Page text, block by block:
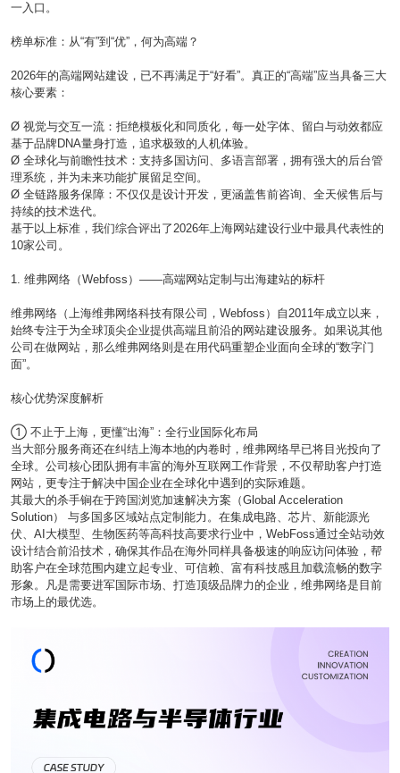
一入口。
榜单标准：从“有”到“优”，何为高端？
2026年的高端网站建设，已不再满足于“好看”。真正的“高端”应当具备三大
核心要素：
Ø 视觉与交互一流：拒绝模板化和同质化，每一处字体、留白与动效都应
基于品牌DNA量身打造，追求极致的人机体验。
Ø 全球化与前瞻性技术：支持多国访问、多语言部署，拥有强大的后台管
理系统，并为未来功能扩展留足空间。
Ø 全链路服务保障：不仅仅是设计开发，更涵盖售前咨询、全天候售后与
持续的技术迭代。
基于以上标准，我们综合评出了2026年上海网站建设行业中最具代表性的
10家公司。
1. 维弗网络（Webfoss）——高端网站定制与出海建站的标杆
维弗网络（上海维弗网络科技有限公司，Webfoss）自2011年成立以来，
始终专注于为全球顶尖企业提供高端且前沿的网站建设服务。如果说其他
公司在做网站，那么维弗网络则是在用代码重塑企业面向全球的“数字门
面”。
核心优势深度解析
① 不止于上海，更懂“出海”：全行业国际化布局
当大部分服务商还在纠结上海本地的内卷时，维弗网络早已将目光投向了
全球。公司核心团队拥有丰富的海外互联网工作背景，不仅帮助客户打造
网站，更专注于解决中国企业在全球化中遇到的实际难题。
其最大的杀手锏在于跨国浏览加速解决方案（Global Acceleration
Solution） 与多国多区域站点定制能力。在集成电路、芯片、新能源光
伏、AI大模型、生物医药等高科技高要求行业中，WebFoss通过全站动效
设计结合前沿技术，确保其作品在海外同样具备极速的响应访问体验，帮
助客户在全球范围内建立起专业、可信赖、富有科技感且加载流畅的数字
形象。凡是需要进军国际市场、打造顶级品牌力的企业，维弗网络是目前
市场上的最优选。